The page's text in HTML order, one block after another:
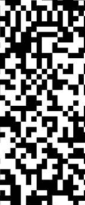
報名資格
踴躍報名
惠予公
查照。